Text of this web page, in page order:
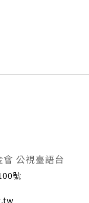
公視臺語台
號